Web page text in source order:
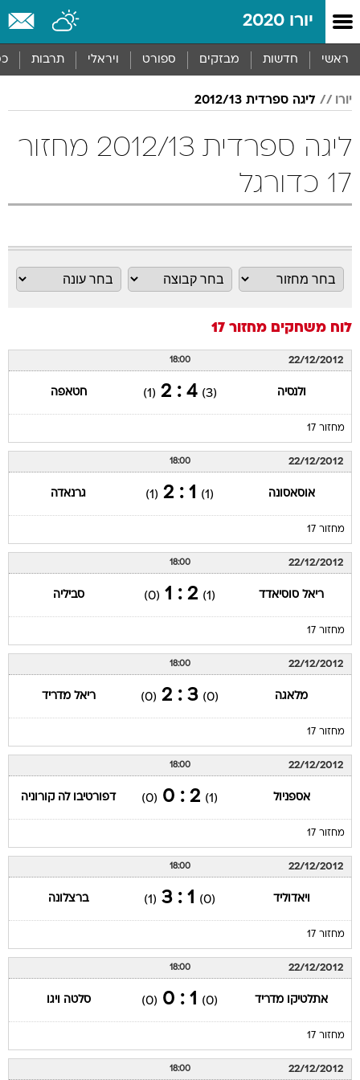
יורו 2020
ראשי חדשות מבזקים ספורט ויראלי תרבות
יורו ליגה ספרדית 2012/13
ליגה ספרדית 2012/13 מחזור
17 כדורגל
לוח משחקים מחזור 17
22/12/2012
18:00
ולנסיה (3)
4 : 2
(1) חטאפה
מחזור 17
22/12/2012
18:00
אוסאסונה (1)
1 : 2
(1) גרנאדה
מחזור 17
22/12/2012
18:00
ריאל סוסיאדד (1)
2 : 1
(0) סביליה
מחזור 17
22/12/2012
18:00
מלאגה (0)
3 : 2
(0) ריאל מדריד
מחזור 17
22/12/2012
18:00
אספניול (1)
2 : 0
(0) דפורטיבו לה קורוניה
מחזור 17
22/12/2012
18:00
ויאדוליד (0)
1 : 3
(1) ברצלונה
מחזור 17
22/12/2012
18:00
אתלטיקו מדריד (0)
1 : 0
(0) סלטה ויגו
מחזור 17
22/12/2012
18:00